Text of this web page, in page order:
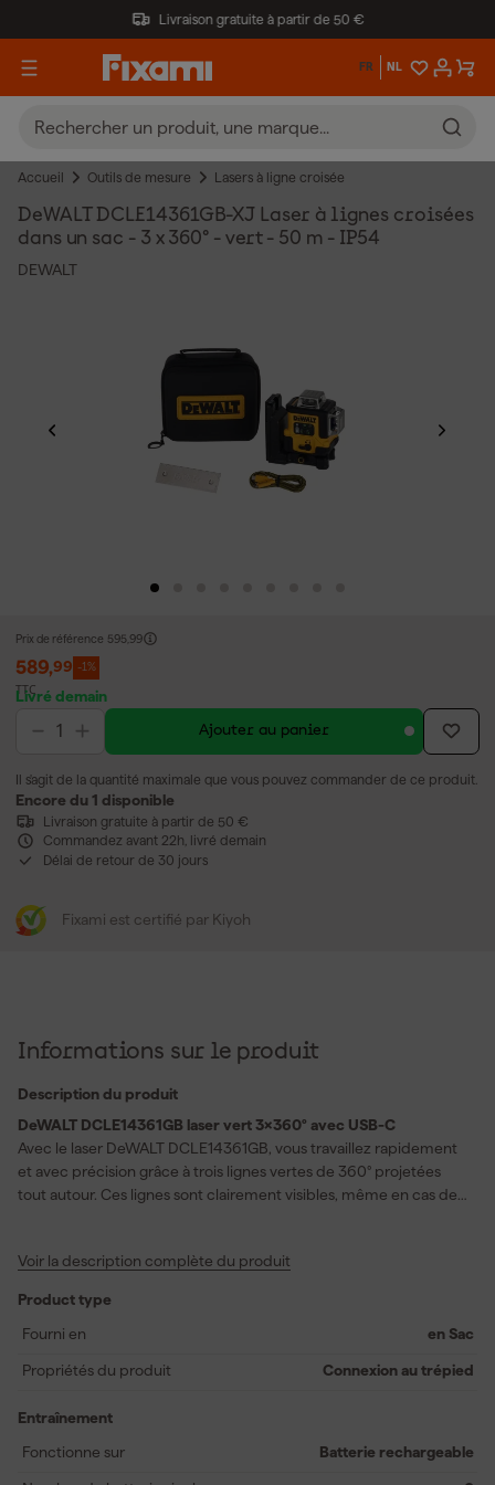
Livraison gratuite à partir de 50 €
FR NL
Accueil Outils de mesure Lasers à ligne croisée
DeWALT DCLE14361GB-XJ Laser à lignes croisées
dans un sac - 3 x 360° - vert - 50 m - IP54
DEWALT
Prix de référence 595,99
589,99 -1%
TTC
Livré demain
Ajouter au panier
Il s'agit de la quantité maximale que vous pouvez commander de ce produit.
Encore du 1 disponible
Livraison gratuite à partir de 50 €
Commandez avant 22h, livré demain
Délai de retour de 30 jours
Fixami est certifié par Kiyoh
Informations sur le produit
Description du produit
DeWALT DCLE14361GB laser vert 3x360° avec USB-C
Avec le laser DeWALT DCLE14361GB, vous travaillez rapidement
et avec précision grâce à trois lignes vertes de 360° projetées
tout autour. Ces lignes sont clairement visibles, même en cas de
telles que la pose de plafonds, de carreaux ou d’armoires. La
que vous soyez toujours prêt à l’emploi. Grâce à sa conception
robuste, le laser convient à une utilisation intensive sur le chantier.
sans erreurs de mesure.
Voir la description complète du produit
Product type
Fourni en
en Sac
Propriétés du produit Connexion au trépied
Entraînement
Fonctionne sur
Batterie rechargeable